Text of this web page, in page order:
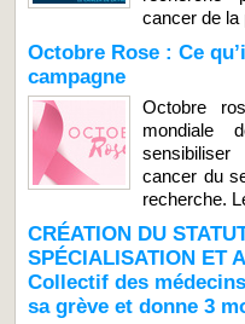
cancer de la
Octobre Rose : Ce
campagne
Octobre
mondiale
cancer du
recherche.
CRÉATION DU
SPÉCIALISATION ET
Collectif des
sa grève et donne 3